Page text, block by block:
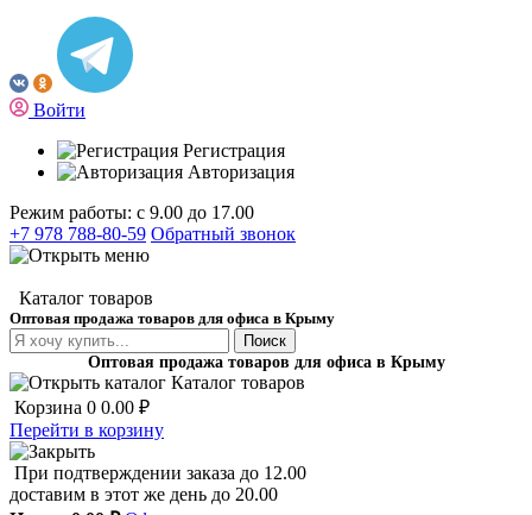
Войти
Регистрация
Авторизация
Режим работы: с 9.00 до 17.00
+7 978 788-80-59 Обратный звонок
Каталог товаров
Оптовая продажа товаров для офиса в Крыму
Поиск
Оптовая продажа товаров для офиса в Крыму
Каталог товаров
Корзина 0 0.00 ₽
Перейти в корзину
При подтверждении заказа до 12.00
доставим в этот же день до 20.00